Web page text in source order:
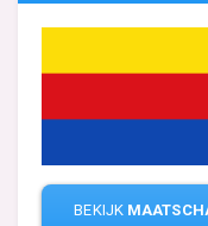
BEKIJK